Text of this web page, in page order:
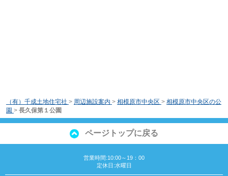
（有）千成土地住宅社 > 周辺施設案内 > 相模原市中央区 > 相模原市中央区の公
園 > 長久保第１公園
ページトップに戻る
営業時間:10:00～19：00
定休日:水曜日